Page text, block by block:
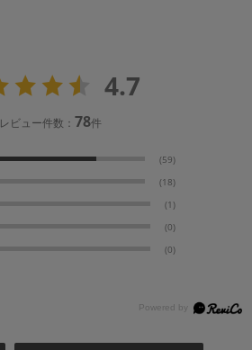
4.7
レビュー件数： 78件
(59)
(18)
(1)
(0)
(0)